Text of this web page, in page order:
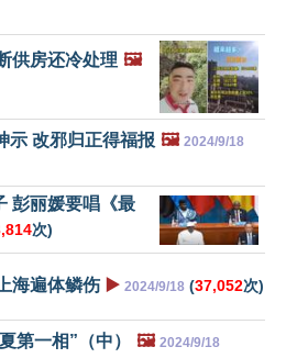
供房还冷处理 🖼️
示 改邪归正得福报 🖼️ 2024/9/18
彭丽媛要唱《最
次)
海遍体鳞伤 ▶️ 2024/9/18 (37,052次)
第一相”（中） 🖼️ 2024/9/18